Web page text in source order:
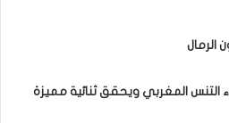
الرمال
المغربي ويحقق ثنائية مميزة